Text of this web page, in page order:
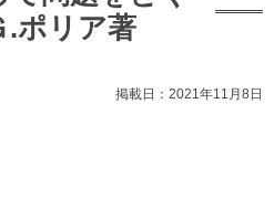
.ポリア著
掲載日：2021年11月8日